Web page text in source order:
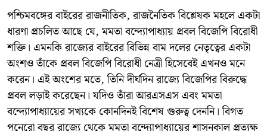
পশ্চিমবঙ্গের বাইরের রাজনীতিক, রাজনৈতিক বিশ্লেষক মহলে একটা
ধারণা প্রচলিত আছে যে, মমতা বন্দ্যোপাধ্যায় প্রবল বিজেপি বিরোধী
শক্তি। এমনকি রাজ্যের বাইরের বিভিন্ন বাম দলের নেতৃত্বের একটা
অংশও তাঁকে প্রবল বিজেপি বিরোধী নেত্রী হিসেবেই এখনও মনে
করেন। এই অংশের মতে, তিনি দীর্ঘদিন রাজ্যে বিজেপির বিরুদ্ধে
প্রবল লড়াই করেছেন। যদিও তাঁরা আরএসএস এবং মমতা
বন্দ্যোপাধ্যায়ের সখ্যকে কোনদিনই বিশেষ গুরুত্ব দেননি। বিগত
পনেরো বছর রাজ্যে থেকে মমতা বন্দ্যোপাধ্যায়ের শাসনকাল প্রত্যক্ষ